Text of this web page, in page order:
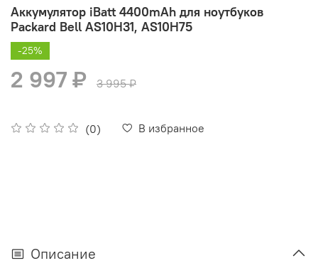
Аккумулятор iBatt 4400mAh для ноутбуков
Packard Bell AS10H31, AS10H75
(0) В избранное
-25%
2 997 ₽ 3 995 ₽
Описание